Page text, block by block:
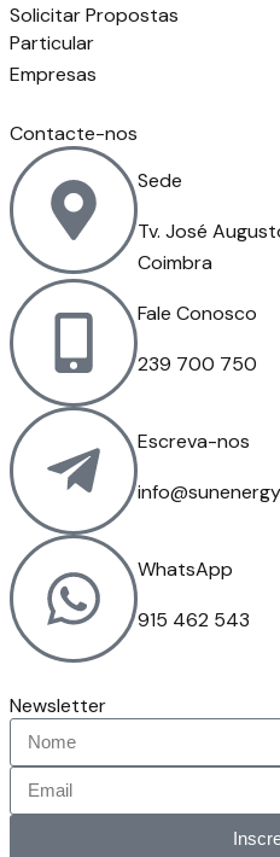
Solicitar Propostas
Particular
Empresas
Contacte-nos
Sede
Tv. José
Coimbra
Fale Conosco
239 700 750
Escreva-nos
WhatsApp
915 462 543
Newsletter